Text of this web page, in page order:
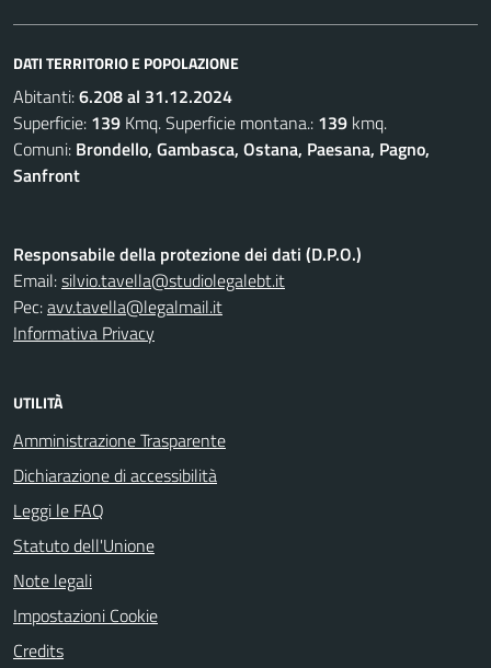
DATI TERRITORIO E POPOLAZIONE
Abitanti:6.208 al 31.12.2024
Superficie: 139 Kmq. Superficie montana.: 139 kmq.
Comuni: Brondello, Gambasca, Ostana, Paesana, Pagno,
Sanfront
Responsabile della protezione dei dati (D.P.O.)
Email:silvio.tavella@studiolegalebt.it
Pec:avv.tavella@legalmail.it
Informativa Privacy
UTILITÀ
Amministrazione Trasparente
Dichiarazione di accessibilità
Leggi le FAQ
Statuto dell'Unione
Note legali
Impostazioni Cookie
Credits